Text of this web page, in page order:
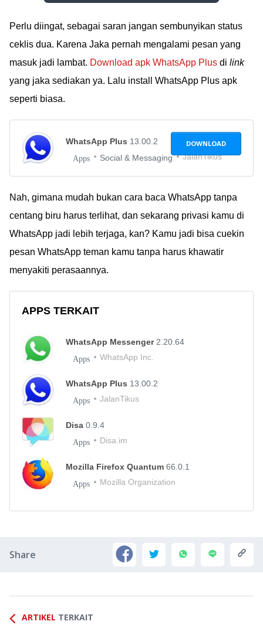
Perlu diingat, sebagai saran jangan sembunyikan status
ceklis dua. Karena Jaka pernah mengalami pesan yang
masuk jadi lambat. Download apk WhatsApp Plus di link
yang jaka sediakan ya. Lalu install WhatsApp Plus apk
seperti biasa.
WhatsApp Plus 13.00.2
Apps Social & Messaging JalanTikus
DOWNLOAD
Nah, gimana mudah bukan cara baca WhatsApp tanpa
centang biru harus terlihat, dan sekarang privasi kamu di
WhatsApp jadi lebih terjaga, kan? Kamu jadi bisa cuekin
pesan WhatsApp teman kamu tanpa harus khawatir
menyakiti perasaannya.
APPS TERKAIT
WhatsApp Messenger2.20.64
Apps WhatsApp Inc.
WhatsApp Plus 13.00.2
Apps JalanTikus
Disa 0.9.4
Apps Disa.im
Mozilla Firefox Quantum 66.0.1
Apps Mozilla Organization
Share
ARTIKEL TERKAIT